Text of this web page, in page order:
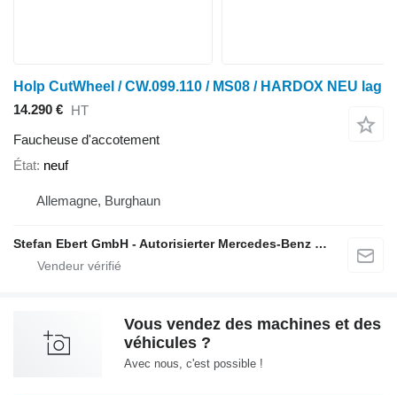
Holp CutWheel / CW.099.110 / MS08 / HARDOX NEU lag
14.290 € HT
Faucheuse d'accotement
État neuf
Allemagne, Burghaun
Stefan Ebert GmbH - Autorisierter Mercedes-Benz Servicepartner
Vous vendez des machines et des
véhicules ?
Avec nous, c'est possible !